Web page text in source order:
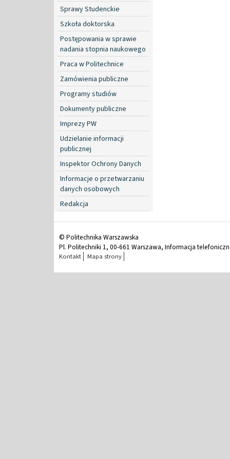
Sprawy Studenckie
Szkoła doktorska
Postępowania w sprawie
nadania stopnia naukowego
Praca w Politechnice
Zamówienia publiczne
Programy studiów
Dokumenty publiczne
Imprezy PW
Udzielanie informacji
publicznej
Inspektor Ochrony Danych
Informacje o przetwarzaniu
danych osobowych
Redakcja
© Politechnika Warszawska
Pl. Politechniki 1, 00-661 Warszawa, Informacja
Kontakt Mapa strony